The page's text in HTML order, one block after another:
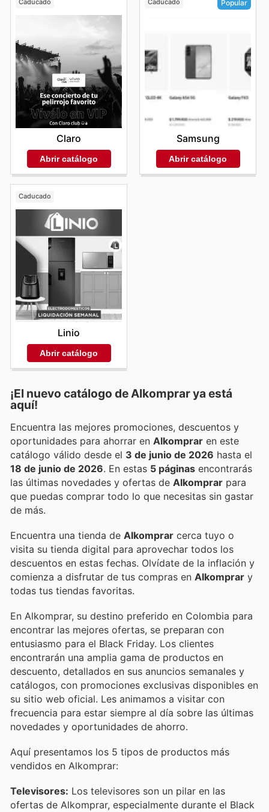
Caducado
Claro
Abrir catálogo
Caducado Popular
Samsung
Abrir catálogo
Caducado
Linio
Abrir catálogo
¡El nuevo catálogo de Alkomprarya está
aquí!
Encuentra las mejores promociones, descuentos y
oportunidades para ahorrar en Alkomprar en este
catálogo válido desde el 3 de junio de 2026 hasta el
18 de junio de 2026 . En estas 5 páginas encontrarás
las últimas novedades y ofertas de Alkomprar para
que puedas comprar todo lo que necesitas sin gastar
de más.
Encuentra una tienda de Alkomprar cerca tuyo o
visita su tienda digital para aprovechar todos los
descuentos en estas fechas. Olvídate de la inflación y
comienza a disfrutar de tus compras en Alkomprar y
todas tus tiendas favoritas.
En Alkomprar, su destino preferido en Colombia para
encontrar las mejores ofertas, se preparan con
entusiasmo para el Black Friday. Los clientes
encontrarán una amplia gama de productos en
descuento, detallados en sus anuncios semanales y
catálogos, con promociones exclusivas disponibles en
su sitio web oficial. Les animamos a visitar con
frecuencia para estar siempre al día sobre las últimas
novedades y oportunidades de ahorro.
Aquí presentamos los 5 tipos de productos más
vendidos en Alkomprar:
Televisores: Los televisores son un pilar en las
ofertas de Alkomprar, especialmente durante el Black